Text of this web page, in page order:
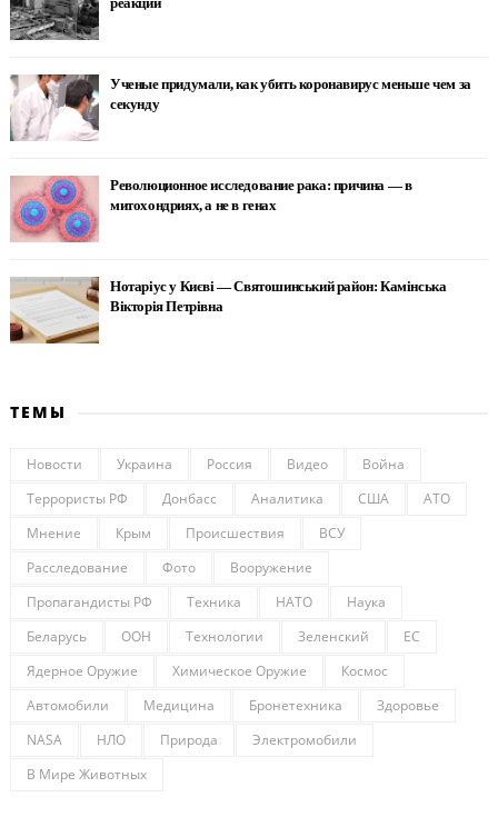
Ученые придумали, как убить коронавирус меньше чем за
секунду
Революционное исследование рака: причина — в
митохондриях, а не в генах
Нотаріус у Києві — Святошинський район: Камінська
Вікторія Петрівна
ТЕМЫ
Новости Украина Россия Видео
Война
Террористы РФ
Донбасс Аналитика США
АТО
Мнение
Крым Происшествия
ВСУ
Расследование
Фото
Вооружение
Пропагандисты РФ
Техника НАТО
Наука
Беларусь
ООН Технологии Зеленский
ЕС
Ядерное Оружие
Химическое Оружие
Космос
Автомобили
Медицина Бронетехника
Здоровье
NASA
НЛО Природа
Электромобили
В Мире Животных